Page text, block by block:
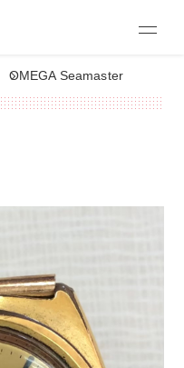
OMEGA Seamaster